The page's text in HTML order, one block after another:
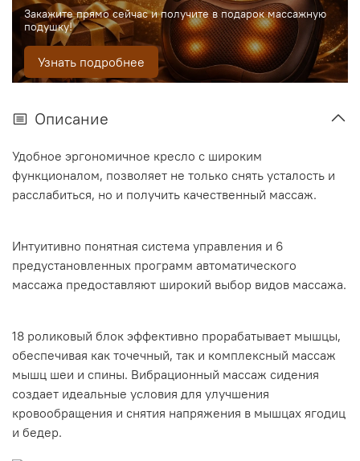
Закажите прямо сейчас и получите в подарок массажную
подушку!
Узнать подробнее
Описание
Удобное эргономичное кресло с широким
функционалом, позволяет не только снять усталость и
расслабиться, но и получить качественный массаж.
Интуитивно понятная система управления и 6
предустановленных программ автоматического
массажа предоставляют широкий выбор видов массажа.
18 роликовый блок эффективно прорабатывает мышцы,
обеспечивая как точечный, так и комплексный массаж
мышц шеи и спины. Вибрационный массаж сидения
создает идеальные условия для улучшения
кровообращения и снятия напряжения в мышцах ягодиц
и бедер.